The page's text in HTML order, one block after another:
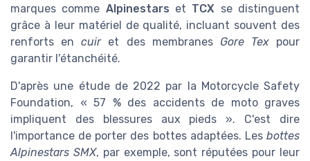
marques comme Alpinestars et TCX se distinguent
grâce à leur matériel de qualité, incluant souvent des
renforts encuiret des membranes Gore Texpour
garantir l'étanchéité.
D'après une étude de 2022 par la Motorcycle Safety
Foundation, « 57 % des accidents de moto graves
impliquent des blessures aux pieds ». C'est dire
l'importance de porter des bottes adaptées. Les bottes
Alpinestars SMX, par exemple, sont réputées pour leur